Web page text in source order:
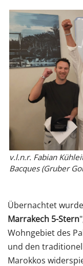
v.l.n.r. Fabian
Bacques (Gruber
Übernachtet
Marrakech 5-Stern
Wohngebiet des
und den
Marokkos